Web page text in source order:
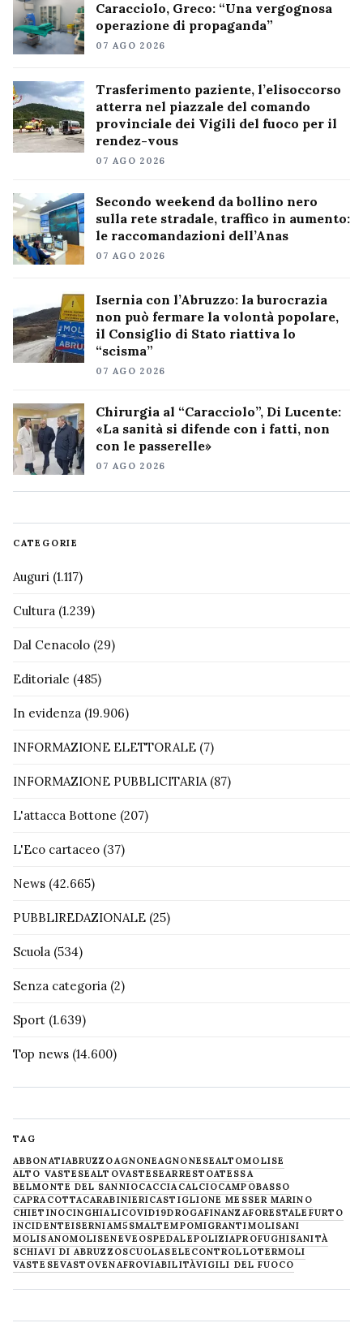
Caracciolo, Greco: “Una vergognosa
operazione di propaganda”
07 AGO 2026
Trasferimento paziente, l’elisoccorso
atterra nel piazzale del comando
provinciale dei Vigili del fuoco per il
rendez-vous
07 AGO 2026
Secondo weekend da bollino nero
sulla rete stradale, traffico in aumento:
le raccomandazioni dell’Anas
07 AGO 2026
Isernia con l’Abruzzo: la burocrazia
non può fermare la volontà popolare,
il Consiglio di Stato riattiva lo
“scisma”
07 AGO 2026
Chirurgia al “Caracciolo”, Di Lucente:
«La sanità si difende con i fatti, non
con le passerelle»
07 AGO 2026
CATEGORIE
Auguri (1.117)
Cultura (1.239)
Dal Cenacolo (29)
Editoriale (485)
In evidenza (19.906)
INFORMAZIONE ELETTORALE (7)
INFORMAZIONE PUBBLICITARIA(87)
L'attacca Bottone (207)
L'Eco cartaceo (37)
News (42.665)
PUBBLIREDAZIONALE (25)
Scuola (534)
Senza categoria (2)
Sport (1.639)
Top news (14.600)
TAG
ABBONATIABRUZZOAGNONEAGNONESEALTOMOLISE
ALTO VASTESEALTOVASTESEARRESTOATESSA
BELMONTE DEL SANNIOCACCIACALCIOCAMPOBASSO
CAPRACOTTACARABINIERICASTIGLIONE MESSER MARINO
CHIETINOCINGHIALICOVID19DROGAFINANZAFORESTALE FURTO
INCIDENTEISERNIAM5SMALTEMPOMIGRANTIMOLISANI
MOLISANOMOLISENEVE OSPEDALEPOLIZIAPROFUGHISANITÀ
SCHIAVI DI ABRUZZOSCUOLASELECONTROLLOTERMOLI
VASTESEVASTOVENAFROVIABILITÀVIGILI DEL FUOCO